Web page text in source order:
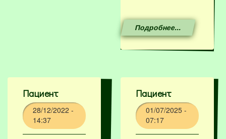
Подробнее...
Пациент
28/12/2022 -
14:37
Пациент
01/07/2025 -
07:17